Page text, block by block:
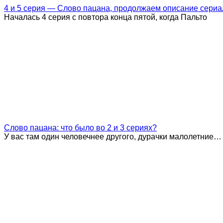
4 и 5 серия — Слово пацана, продолжаем описание
Началась 4 серия с повтора конца пятой, когда Пальто
Слово пацана: что было во 2 и 3 сериях?
У вас там один человечнее другого, дурачки малолетние…